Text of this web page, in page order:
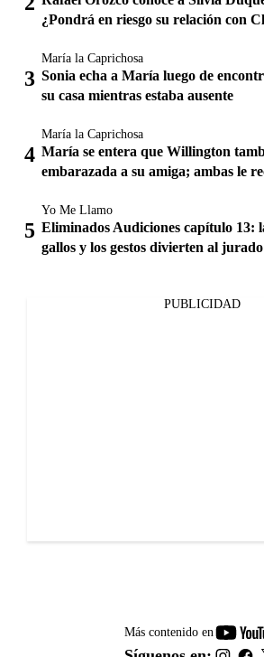
¿Pondrá en riesgo su relación con
María la Caprichosa
Sonia echa a María luego de
su casa mientras estaba ausente
María la Caprichosa
María se entera que Willington
embarazada a su amiga; ambas le
Yo Me Llamo
Eliminados Audiciones capítulo 13:
gallos y los gestos divierten al jurado
PUBLICIDAD
Más contenido en